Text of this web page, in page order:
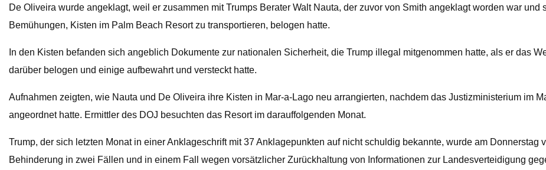
De Oliveira wurde angeklagt, weil er zusammen mit Trumps Berater Walt Nauta, der zuvor von Smith angeklagt worden war
Bemühungen, Kisten im Palm Beach Resort zu transportieren, belogen hatte.
In den Kisten befanden sich angeblich Dokumente zur nationalen Sicherheit, die Trump illegal mitgenommen hatte, als er das
darüber belogen und einige aufbewahrt und versteckt hatte.
Aufnahmen zeigten, wie Nauta und De Oliveira ihre Kisten in Mar-a-Lago neu arrangierten, nachdem das Justizministerium im
angeordnet hatte. Ermittler des DOJ besuchten das Resort im darauffolgenden Monat.
Trump, der sich letzten Monat in einer Anklageschrift mit 37 Anklagepunkten auf nicht schuldig bekannte, wurde am Donnerstag
Behinderung in zwei Fällen und in einem Fall wegen vorsätzlicher Zurückhaltung von Informationen zur Landesverteidigung